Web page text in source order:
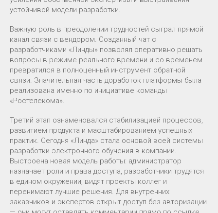
устойчивой модели разработки.
Важную роль в преодолении трудностей сыграл прямой
канал связи с вендором. Созданный чат с
разработчиками «Линды» позволял оперативно решать
вопросы в режиме реального времени и со временем
превратился в полноценный инструмент обратной
связи. Значительная часть доработок платформы была
реализована именно по инициативе команды
«Ростелекома».
Третий этап ознаменовался стабилизацией процессов,
развитием продукта и масштабированием успешных
практик. Сегодня «Линда» стала основой всей системы
разработки электронного обучения в компании.
Выстроена новая модель работы: администратор
назначает роли и права доступа, разработчики трудятся
в едином окружении, видят проекты коллег и
перенимают лучшие решения. Для внутренних
заказчиков и экспертов открыт доступ без авторизации